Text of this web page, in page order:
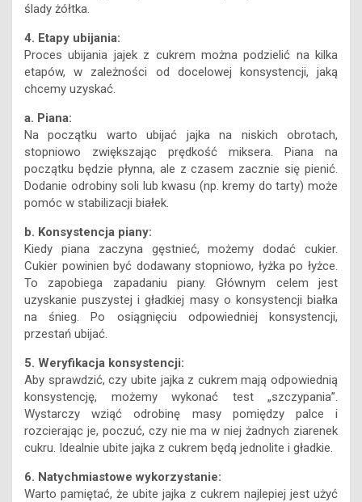
ślady żółtka.
4. Etapy ubijania:
Proces ubijania jajek z cukrem można podzielić na kilka
etapów, w zależności od docelowej konsystencji, jaką
chcemy uzyskać.
a. Piana:
Na początku warto ubijać jajka na niskich obrotach,
stopniowo zwiększając prędkość miksera. Piana na
początku będzie płynna, ale z czasem zacznie się pienić.
Dodanie odrobiny soli lub kwasu (np. kremy do tarty) może
pomóc w stabilizacji białek.
b. Konsystencja piany:
Kiedy piana zaczyna gęstnieć, możemy dodać cukier.
Cukier powinien być dodawany stopniowo, łyżka po łyżce.
To zapobiega zapadaniu piany. Głównym celem jest
uzyskanie puszystej i gładkiej masy o konsystencji białka
na śnieg. Po osiągnięciu odpowiedniej konsystencji,
przestań ubijać.
5. Weryfikacja konsystencji:
Aby sprawdzić, czy ubite jajka z cukrem mają odpowiednią
konsystencję, możemy wykonać test „szczypania”.
Wystarczy wziąć odrobinę masy pomiędzy palce i
rozcierając je, poczuć, czy nie ma w niej żadnych ziarenek
cukru. Idealnie ubite jajka z cukrem będą jednolite i gładkie.
6. Natychmiastowe wykorzystanie:
Warto pamiętać, że ubite jajka z cukrem najlepiej jest użyć